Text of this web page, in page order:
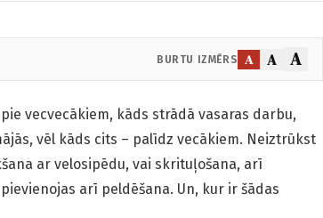
BURTU IZMĒRS A A A
vecvecākiem, kāds strādā vasaras darbu,
vēl kāds cits – palīdz vecākiem. Neiztrūkst
ar velosipēdu, vai skrituļošana, arī
arī peldēšana. Un, kur ir šādas